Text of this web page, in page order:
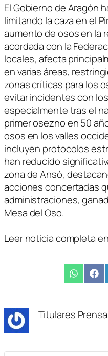
El Gobierno de Aragón
limitando la caza en el
aumento de osos en la
acordada con la
locales, afecta
en varias áreas,
zonas críticas para los
evitar incidentes con
especialmente tras el
primer osezno en 50
osos en los valles
incluyen protocolos
han reducido
zona de Ansó,
acciones concertadas
administraciones,
Mesa del Oso.
Leer noticia completa en
en
Titulares Prensa